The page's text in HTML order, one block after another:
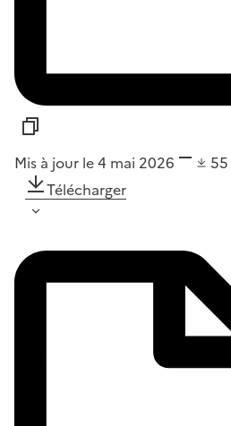
Mis à jour le 4 mai 2026 55
Télécharger